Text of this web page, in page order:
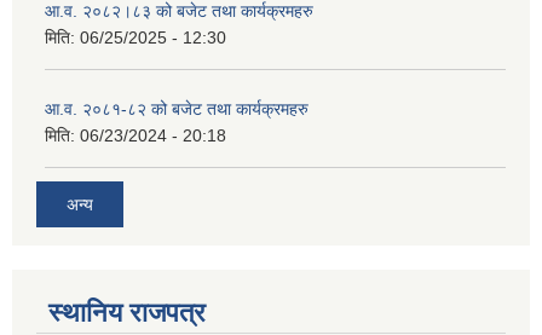
आ.व. २०८२।८३ को बजेट तथा कार्यक्रमहरु
मिति: 06/25/2025 - 12:30
आ.व. २०८१-८२ को बजेट तथा कार्यक्रमहरु
मिति: 06/23/2024 - 20:18
अन्य
स्थानिय राजपत्र